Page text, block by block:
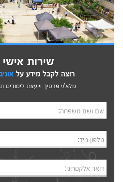
שירות
רוצה לקבל מידע על
מלא/י פרטיך ויועצת
שם ושם משפחה:
טלפון נייד:
דואר אלקטרוני: